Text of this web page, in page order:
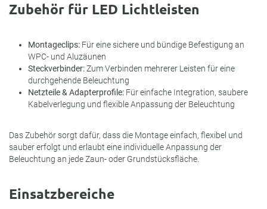
Zubehör für LED Lichtleisten
Montageclips: Für eine sichere und bündige Befestigung an
WPC- und Aluzäunen
Steckverbinder:Zum Verbinden mehrerer Leisten für eine
durchgehende Beleuchtung
Netzteile & Adapterprofile: Für einfache Integration, saubere
Kabelverlegung und flexible Anpassung der Beleuchtung
Das Zubehör sorgt dafür, dass die Montage einfach, flexibel und
sauber erfolgt und erlaubt eine individuelle Anpassung der
Beleuchtung an jede Zaun- oder Grundstücksfläche.
Einsatzbereiche